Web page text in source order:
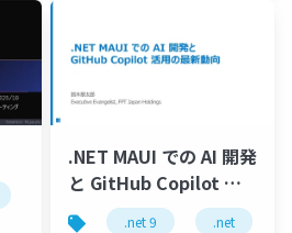
.NET MAUI での AI 開発
と GitHub Copilot 活
用の最新動向
.net 9 .net